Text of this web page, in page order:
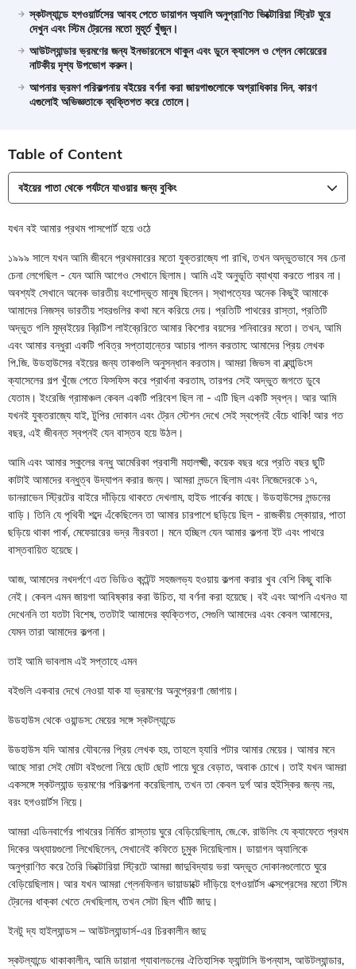
স্কটল্যান্ডে হগওয়ার্টসের আবহ পেতে ডায়াগন অ্যালি অনুপ্রাণিত ভিক্টোরিয়া স্ট্রিট ঘুরে
দেখুন এবং স্টিম ট্রেনের মতো মুহূর্ত খুঁজুন।
আউটল্যান্ডার ভ্রমণের জন্য ইনভারনেসে থাকুন এবং ডুনে ক্যাসেল ও গ্লেন কোয়েরের
নাটকীয় দৃশ্য উপভোগ করুন।
আপনার ভ্রমণ পরিকল্পনায় বইয়ের বর্ণনা করা জায়গাগুলোকে অগ্রাধিকার দিন, কারণ
এগুলোই অভিজ্ঞতাকে ব্যক্তিগত করে তোলে।
Table of Content
বইয়ের পাতা থেকে পর্যটনে যাওয়ার জন্য বুকিং
যখন বই আমার প্রথম পাসপোর্ট হয়ে ওঠে
১৯৯৯ সালে যখন আমি জীবনে প্রথমবারের মতো যুক্তরাজ্যে পা রাখি, তখন অদ্ভুতভাবে সব চেনা
চেনা লেগেছিল - যেন আমি আগেও সেখানে ছিলাম। আমি এই অনুভূতি ব্যাখ্যা করতে পারব না।
অবশ্যই সেখানে অনেক ভারতীয় বংশোদ্ভূত মানুষ ছিলেন। স্থাপত্যের অনেক কিছুই আমাকে
আমাদের নিজস্ব ভারতীয় শহরগুলির কথা মনে করিয়ে দেয়। প্রতিটি পাথরের রাস্তা, প্রতিটি
অদ্ভুত গলি মুম্বইয়ের ব্রিটিশ লাইব্রেরিতে আমার কিশোর বয়সের শনিবারের মতো। তখন, আমি
এবং আমার বন্ধুরা একটি পবিত্র সপ্তাহান্তের আচার পালন করতাম: আমাদের প্রিয় লেখক
পি.জি. উডহাউসের বইয়ের জন্য তাকগুলি অনুসন্ধান করতাম। আমরা জিভস বা ব্ল্যান্ডিংস
ক্যাসেলের গল্প খুঁজে পেতে ফিসফিস করে প্রার্থনা করতাম, তারপর সেই অদ্ভুত জগতে ডুবে
যেতাম। ইংরেজি গ্রামাঞ্চল কেবল একটি পরিবেশ ছিল না - এটি ছিল একটি স্বপ্ন। আর আমি
যখনই যুক্তরাজ্যে যাই, টুপির দোকান এবং ট্রেন স্টেশন দেখে সেই স্বপ্নেই বেঁচে থাকি! আর গত
বছর, এই জীবন্ত স্বপ্নই যেন বাস্তব হয়ে উঠল।
আমি এবং আমার স্কুলের বন্ধু আমেরিকা প্রবাসী মহালক্ষ্মী, কয়েক বছর ধরে প্রতি বছর ছুটি
কাটাই আমাদের বন্ধুত্ব উদ্‌যাপন করার জন্য। আমরা লন্ডনে ছিলাম এবং নিজেদেরকে ১৭,
ডানরাভেন স্ট্রিটের বাইরে দাঁড়িয়ে থাকতে দেখলাম, হাইড পার্কের কাছে। উডহাউসের লন্ডনের
বাড়ি। তিনি যে পৃথিবী শব্দে এঁকেছিলেন তা আমার চারপাশে ছড়িয়ে ছিল - রাজকীয় স্কোয়ার, পাতা
ছড়িয়ে থাকা পার্ক, মেফেয়ারের ভদ্র নীরবতা। মনে হচ্ছিল যেন আমার কল্পনা ইট এবং পাথরে
বাস্তবায়িত হয়েছে।
আজ, আমাদের নখদর্পণে এত ভিডিও কন্টেন্ট সহজলভ্য হওয়ায় কল্পনা করার খুব বেশি কিছু বাকি
নেই। কেবল এমন জায়গা আবিষ্কার করা উচিত, যা বর্ণনা করা হয়েছে। বই এবং আপনি এখনও যা
দেখেননি তা যতটা বিশেষ, ততটাই আমাদের ব্যক্তিগত, সেগুলি আমাদের এবং কেবল আমাদের,
যেমন তারা আমাদের কল্পনা।
তাই আমি ভাবলাম এই সপ্তাহে এমন
বইগুলি একবার দেখে নেওয়া যাক যা ভ্রমণের অনুপ্রেরণা জোগায়।
উডহাউস থেকে ওয়ান্ডস: মেয়ের সঙ্গে স্কটল্যান্ডে
উডহাউস যদি আমার যৌবনের প্রিয় লেখক হয়, তাহলে হ্যারি পটার আমার মেয়ের। আমার মনে
আছে সারা সেই মোটা বইগুলো নিয়ে ছোট ছোট পায়ে ঘুরে বেড়াত, অবাক চোখে। তাই যখন আমরা
একসঙ্গে স্কটল্যান্ড ভ্রমণের পরিকল্পনা করেছিলাম, তখন তা কেবল দুর্গ আর হুইস্কির জন্য নয়,
বরং হগওয়ার্টস নিয়ে।
আমরা এডিনবার্গের পাথরের নির্মিত রাস্তায় ঘুরে বেড়িয়েছিলাম, জে.কে. রাউলিং যে ক্যাফেতে প্রথম
দিকের অধ্যায়গুলো লিখেছিলেন, সেখানেই কফিতে চুমুক দিয়েছিলাম। ডায়াগন অ্যালিকে
অনুপ্রাণিত করে তৈরি ভিক্টোরিয়া স্ট্রিটে আমরা জাদুবিদ্যায় ভরা অদ্ভুত দোকানগুলোতে ঘুরে
বেড়িয়েছিলাম। আর যখন আমরা গ্লেনফিনান ভায়াডাক্টে দাঁড়িয়ে হগওয়ার্টস এক্সপ্রেসের মতো স্টিম
ট্রেনের ধাক্কা খেতে দেখছিলাম, তখন সেটা ছিল খাঁটি জাদু।
ইনটু দ্য হাইল্যান্ডস – আউটল্যান্ডার্স-এর চিরকালীন জাদু
স্কটল্যান্ডে থাকাকালীন, আমি ডায়ানা গ্যাবালডনের ঐতিহাসিক ফ্যান্টাসি উপন্যাস, আউটল্যান্ডার,